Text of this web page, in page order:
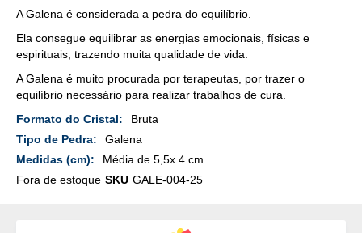
A Galena é considerada a pedra do equilíbrio.
Ela consegue equilibrar as energias emocionais, físicas e
espirituais, trazendo muita qualidade de vida.
A Galena é muito procurada por terapeutas, por trazer o
equilíbrio necessário para realizar trabalhos de cura.
Mais
Detalhes
Bruta
Galena
Média de 5,5x 4 cm
Fora de estoque SKU GALE-004-25